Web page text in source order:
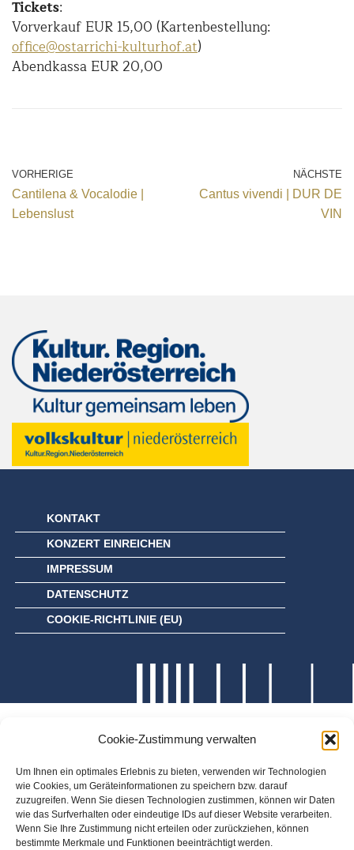
Cookie-Zustimmung verwalten
Um Ihnen ein optimales Erlebnis zu bieten, verwenden wir Technologien
wie Cookies, um Geräteinformationen zu speichern bzw. darauf
zuzugreifen. Wenn Sie diesen Technologien zustimmen, können wir Daten
wie das Surfverhalten oder eindeutige IDs auf dieser Website verarbeiten.
Wenn Sie Ihre Zustimmung nicht erteilen oder zurückziehen, können
bestimmte Merkmale und Funktionen beeinträchtigt werden.
Tickets:
Vorverkauf EUR 15,00 (Kartenbestellung:
office@ostarrichi-kulturhof.at)
Abendkassa EUR 20,00
VORHERIGE
Cantilena & Vocalodie |
Lebenslust
NÄCHSTE
Cantus vivendi | DUR DE
VIN
KONTAKT
KONZERT EINREICHEN
IMPRESSUM
DATENSCHUTZ
COOKIE-RICHTLINIE (EU)